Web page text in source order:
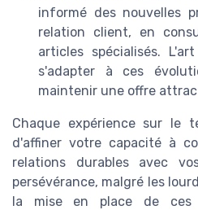
informé des nouvelles
relation client, en
articles spécialisés.
s'adapter à ces
maintenir une offre
Chaque expérience sur le
d'affiner votre capacité à
relations durables avec
persévérance, malgré les
la mise en place de ces